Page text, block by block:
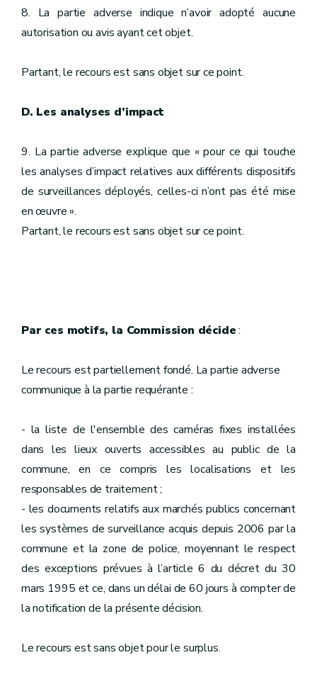
8. La partie adverse indique n’avoir adopté aucune
autorisation ou avis ayant cet objet.
Partant, le recours est sans objet sur ce point.
D. Les analyses d’impact
9. La partie adverse explique que « pour ce qui touche
les analyses d’impact relatives aux différents dispositifs
de surveillances déployés, celles-ci n’ont pas été mise
en œuvre ».
Partant, le recours est sans objet sur ce point.
Par ces motifs, la Commission décide:
Le recours est partiellement fondé. La partie adverse
communique à la partie requérante :
- la liste de l'ensemble des caméras fixes installées
dans les lieux ouverts accessibles au public de la
commune, en ce compris les localisations et les
responsables de traitement ;
- les documents relatifs aux marchés publics concernant
les systèmes de surveillance acquis depuis 2006 par la
commune et la zone de police, moyennant le respect
des exceptions prévues à l’article 6 du décret du 30
mars 1995 et ce, dans un délai de 60 jours à compter de
la notification de la présente décision.
Le recours est sans objet pour le surplus.